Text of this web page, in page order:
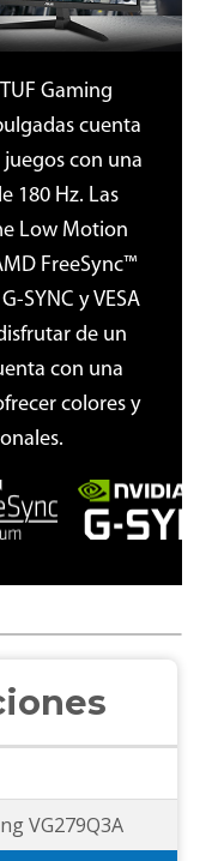
Gaming
cuenta
juegos con una
180 Hz. Las
Low Motion
FreeSync™
SYNC y VESA
de un
con una
colores y
VG279Q3A